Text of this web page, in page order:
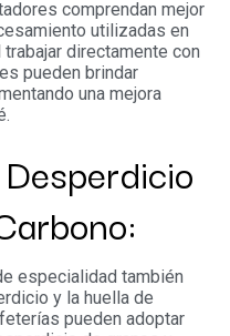
comprendan mejor
utilizadas en
directamente con
pueden brindar
una mejora
especialidad también
y la huella de
pueden adoptar